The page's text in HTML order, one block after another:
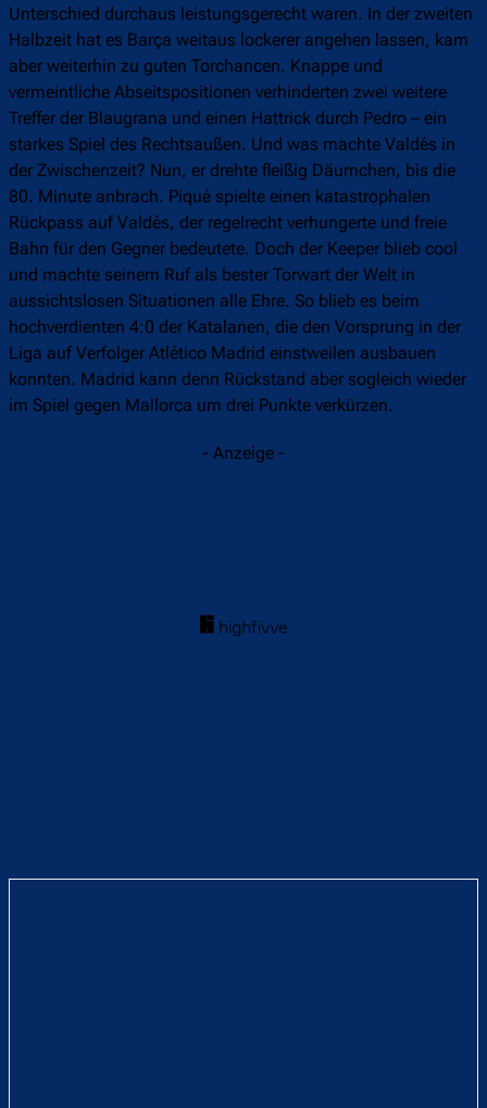
Unterschied durchaus leistungsgerecht waren. In der zweiten
Halbzeit hat es Barça weitaus lockerer angehen lassen, kam
aber weiterhin zu guten Torchancen. Knappe und
vermeintliche Abseitspositionen verhinderten zwei weitere
Treffer der Blaugrana und einen Hattrick durch Pedro – ein
starkes Spiel des Rechtsaußen. Und was machte Valdés in
der Zwischenzeit? Nun, er drehte fleißig Däumchen, bis die
80. Minute anbrach. Piqué spielte einen katastrophalen
Rückpass auf Valdés, der regelrecht verhungerte und freie
Bahn für den Gegner bedeutete. Doch der Keeper blieb cool
und machte seinem Ruf als bester Torwart der Welt in
aussichtslosen Situationen alle Ehre. So blieb es beim
hochverdienten 4:0 der Katalanen, die den Vorsprung in der
Liga auf Verfolger Atlético Madrid einstweilen ausbauen
konnten. Madrid kann denn Rückstand aber sogleich wieder
im Spiel gegen Mallorca um drei Punkte verkürzen.
- Anzeige -